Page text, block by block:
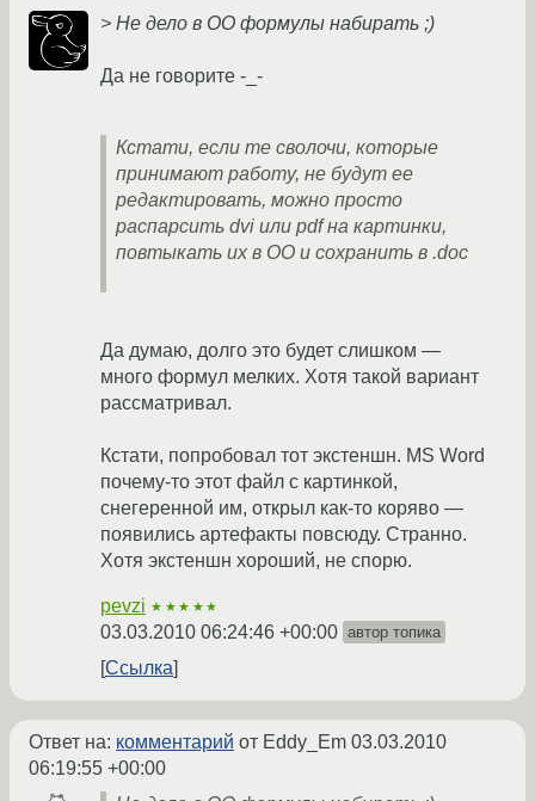
> Не дело в ОО формулы набирать ;)
Да не говорите -_-
Кстати, если те сволочи, которые
принимают работу, не будут ее
редактировать, можно просто
распарсить dvi или pdf на картинки,
повтыкать их в ОО и сохранить в .doc
Да думаю, долго это будет слишком —
много формул мелких. Хотя такой вариант
рассматривал.
Кстати, попробовал тот экстеншн. MS Word
почему-то этот файл с картинкой,
снегеренной им, открыл как-то коряво —
появились артефакты повсюду. Странно.
Хотя экстеншн хороший, не спорю.
pevzi ★★★★★
03.03.2010 06:24:46 +00:00 автор топика
Ссылка
Ответ на: комментарий от Eddy_Em 03.03.2010
06:19:55 +00:00